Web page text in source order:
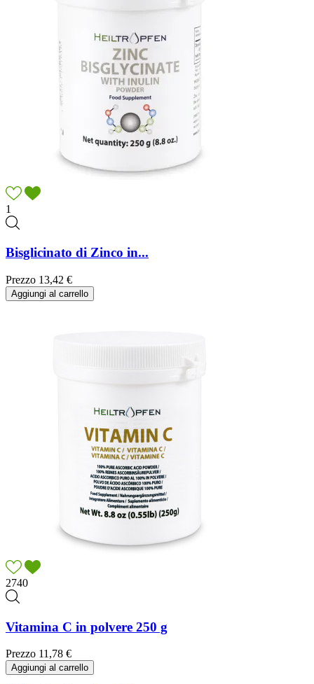
1
Bisglicinato di Zinco in...
Prezzo 13,42 €
Aggiungi al carrello
2740
Vitamina C in polvere 250 g
Prezzo 11,78 €
Aggiungi al carrello